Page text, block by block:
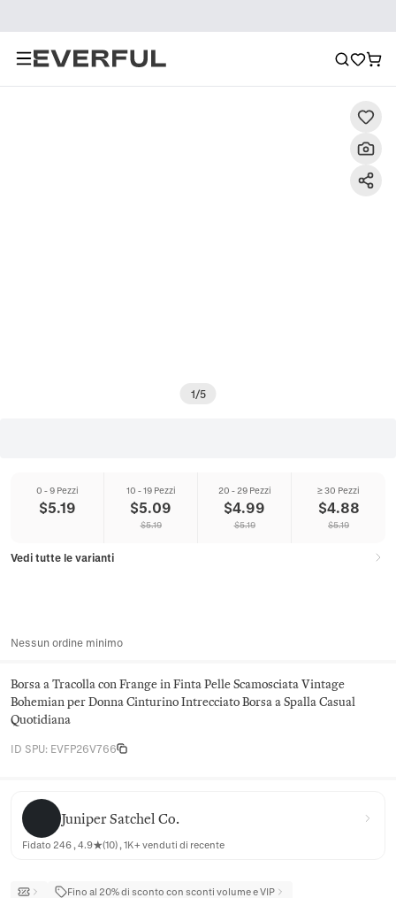
1/5
0 - 9 Pezzi
$5.19
10 - 19 Pezzi
$5.09
$5.19
20 - 29 Pezzi
$4.99
$5.19
≥ 30 Pezzi
$4.88
$5.19
Vedi tutte le varianti
Nessun ordine minimo
Borsa a Tracolla con Frange in Finta Pelle Scamosciata Vintage
Bohemian per Donna Cinturino Intrecciato Borsa a Spalla Casual
Quotidiana
ID SPU: EVFP26V766
Juniper Satchel Co.
Juniper Satchel Co.
Fidato 246 , 4.9★(10) , 1K+ venduti di recente
Fino al 20% di sconto con sconti volume e VIP